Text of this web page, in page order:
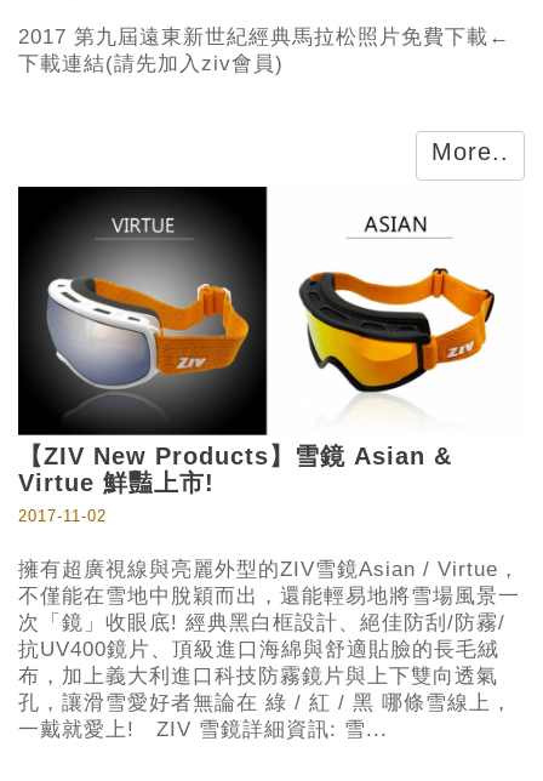
2017 第九屆遠東新世紀經典馬拉松照片免費下載←
下載連結(請先加入ziv會員)
More..
【ZIV New Products】雪鏡 Asian &
Virtue 鮮豔上市!
2017-11-02
擁有超廣視線與亮麗外型的ZIV雪鏡Asian / Virtue，
不僅能在雪地中脫穎而出，還能輕易地將雪場風景一
次「鏡」收眼底! 經典黑白框設計、絕佳防刮/防霧/
抗UV400鏡片、頂級進口海綿與舒適貼臉的長毛絨
布，加上義大利進口科技防霧鏡片與上下雙向透氣
孔，讓滑雪愛好者無論在 綠 / 紅 / 黑 哪條雪線上，
一戴就愛上! ZIV 雪鏡詳細資訊: 雪...